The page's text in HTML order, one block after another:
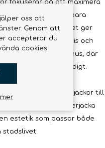
fokuserar på att maximera
modeller har justerbara
och nederkant, vilket ger
passformen precis och
man är aktiv utomhus, där
är nödvändigt.
gör Montanes jackor till
En Montane vinterjacka
estetik som passar både
stadslivet.
oss att
Genom att
accepterar du
cookies.